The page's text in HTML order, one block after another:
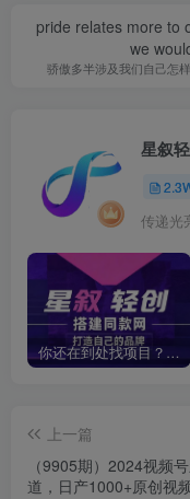
pride relates more to
we
骄傲多半涉及我们自己怎
星叙
传递光
你还在到处找项目？还在当韭菜？我靠卖项目一个月收入5万+，曾经我也是个失败者。
上一篇
（9905期）2024视频
道，日产1000+原创视